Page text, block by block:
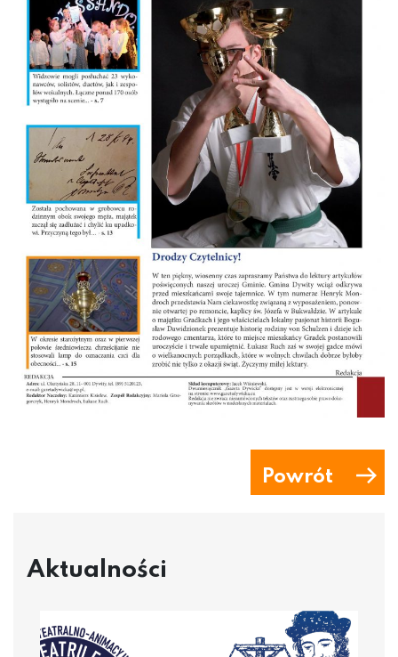
Powrót
Aktualności